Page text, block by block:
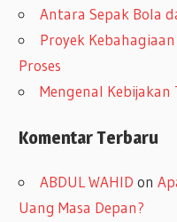
Antara Sepak Bola
Proyek
Proses
Mengenal Kebijakan
Komentar Terbaru
ABDUL WAHID on
Uang Masa Depan?